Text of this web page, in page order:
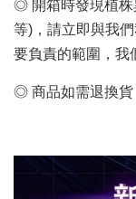
◎ 開箱時發現植株
等)，請立即與我
要負責的範圍，我
◎ 商品如需退換貨